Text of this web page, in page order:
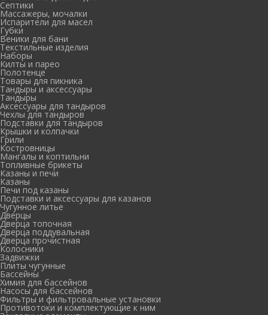
Септики
Массажеры, мочалки
Испарители для масел
Губки
Веники для бани
Текстильные изделия
Наборы
Килты и парео
Полотенце
Товары для пикника
Тандыры и аксессуары
Тандыры
Аксессуары для тандыров
Чехлы для тандыров
Подставки для тандыров
Крышки и колпачки
Грили
Костровницы
Мангалы и коптильни
Топливные брикеты
Казаны и печи
Казаны
Печи под казаны
Подставки и аксессуары для казанов
Чугунное литье
Дверцы
Дверца топочная
Дверца поддувальная
Дверца прочистная
Колосники
Задвижки
Плиты чугунные
Бассейны
Химия для бассейнов
Насосы для бассейнов
Фильтры и фильтровальные установки
Противотоки и комплектующие к ним